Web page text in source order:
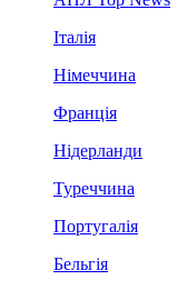
Італія
Німеччина
Франція
Нідерланди
Туреччина
Португалія
Бельгія